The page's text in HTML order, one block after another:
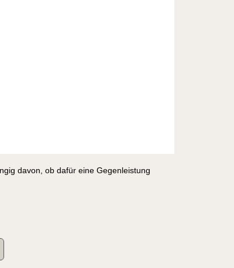
davon, ob dafür eine Gegenleistung